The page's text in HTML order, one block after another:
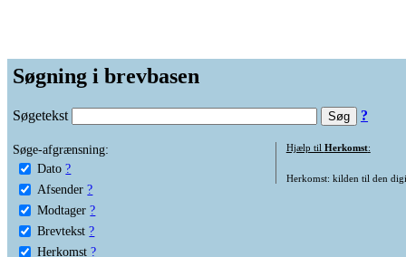
Søgning i brevbasen
Søgetekst ?
Søge-afgrænsning:
Dato ?
Afsender ?
Modtager ?
Brevtekst ?
Herkomst ?
Hjælp til Herkomst:
Herkomst: kilden til den